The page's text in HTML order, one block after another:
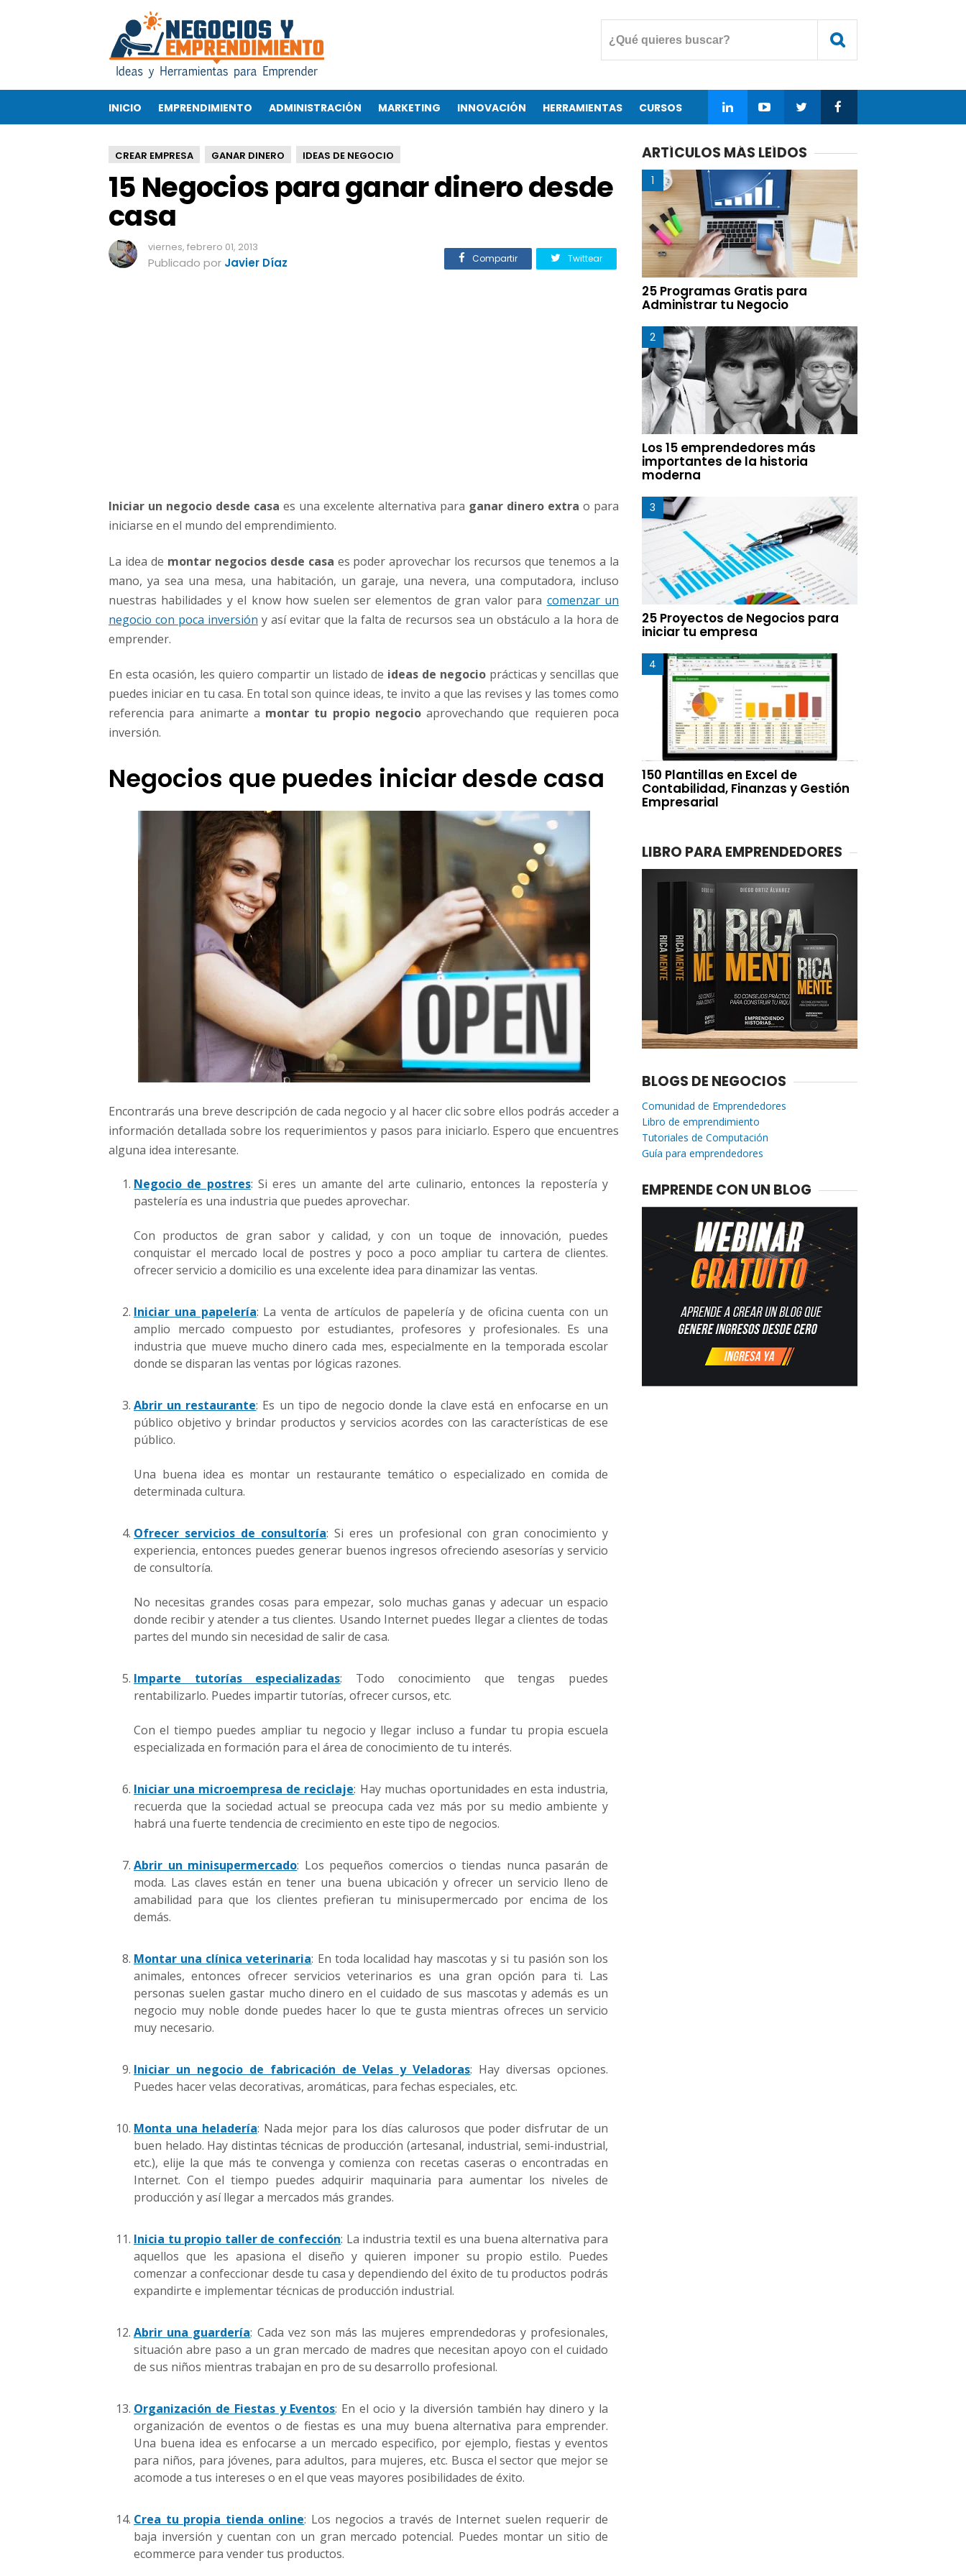
N
c
i
o
s
p
r
a
g
a
a
s
INICIO EMPRENDIMIENTO ADMINISTRACIÓN MARKETING INNOVACIÓN HERRAMIENTAS CURSOS
CREAR EMPRESA GANAR DINERO IDEAS DE NEGOCIO
15 Negocios para ganar dinero desde
casa
viernes, febrero 01, 2013
Publicado por Javier Díaz Compartir Twittear
Iniciar un negocio desde casa es una excelente alternativa para ganar dinero extra o para
iniciarse en el mundo del emprendimiento.
La idea de montar negocios desde casa es poder aprovechar los recursos que tenemos a la
mano, ya sea una mesa, una habitación, un garaje, una nevera, una computadora, incluso
nuestras habilidades y el know how suelen ser elementos de gran valor para comenzar un
negocio con poca inversión y así evitar que la falta de recursos sea un obstáculo a la hora de
emprender.
En esta ocasión, les quiero compartir un listado de ideas de negocioprácticas y sencillas que
puedes iniciar en tu casa. En total son quince ideas, te invito a que las revises y las tomes como
referencia para animarte a montar tu propio negocioaprovechando que requieren poca
inversión.
Negocios que puedes iniciar desde casa
Encontrarás una breve descripción de cada negocio y al hacer clic sobre ellos podrás acceder a
información detallada sobre los requerimientos y pasos para iniciarlo. Espero que encuentres
alguna idea interesante.
Negocio de postres: Si eres un amante del arte culinario, entonces la repostería y
pastelería es una industria que puedes aprovechar.
Con productos de gran sabor y calidad, y con un toque de innovación, puedes
conquistar el mercado local de postres y poco a poco ampliar tu cartera de clientes.
ofrecer servicio a domicilio es una excelente idea para dinamizar las ventas.
Iniciar una papelería: La venta de artículos de papelería y de oficina cuenta con un
amplio mercado compuesto por estudiantes, profesores y profesionales. Es una
industria que mueve mucho dinero cada mes, especialmente en la temporada escolar
donde se disparan las ventas por lógicas razones.
Abrir un restaurante: Es un tipo de negocio donde la clave está en enfocarse en un
público objetivo y brindar productos y servicios acordes con las características de ese
público.
Una buena idea es montar un restaurante temático o especializado en comida de
determinada cultura.
Ofrecer servicios de consultoría: Si eres un profesional con gran conocimiento y
experiencia, entonces puedes generar buenos ingresos ofreciendo asesorías y servicio
de consultoría.
No necesitas grandes cosas para empezar, solo muchas ganas y adecuar un espacio
donde recibir y atender a tus clientes. Usando Internet puedes llegar a clientes de todas
partes del mundo sin necesidad de salir de casa.
Imparte tutorías especializadas: Todo conocimiento que tengas puedes
rentabilizarlo. Puedes impartir tutorías, ofrecer cursos, etc.
Con el tiempo puedes ampliar tu negocio y llegar incluso a fundar tu propia escuela
especializada en formación para el área de conocimiento de tu interés.
Iniciar una microempresa de reciclaje: Hay muchas oportunidades en esta industria,
recuerda que la sociedad actual se preocupa cada vez más por su medio ambiente y
habrá una fuerte tendencia de crecimiento en este tipo de negocios.
Abrir un minisupermercado: Los pequeños comercios o tiendas nunca pasarán de
moda. Las claves están en tener una buena ubicación y ofrecer un servicio lleno de
amabilidad para que los clientes prefieran tu minisupermercado por encima de los
demás.
Montar una clínica veterinaria: En toda localidad hay mascotas y si tu pasión son los
animales, entonces ofrecer servicios veterinarios es una gran opción para ti. Las
personas suelen gastar mucho dinero en el cuidado de sus mascotas y además es un
negocio muy noble donde puedes hacer lo que te gusta mientras ofreces un servicio
muy necesario.
Iniciar un negocio de fabricación de Velas y Veladoras: Hay diversas opciones.
Puedes hacer velas decorativas, aromáticas, para fechas especiales, etc.
Monta una heladería: Nada mejor para los días calurosos que poder disfrutar de un
buen helado. Hay distintas técnicas de producción (artesanal, industrial, semi-industrial,
etc.), elije la que más te convenga y comienza con recetas caseras o encontradas en
Internet. Con el tiempo puedes adquirir maquinaria para aumentar los niveles de
producción y así llegar a mercados más grandes.
Inicia tu propio taller de confección: La industria textil es una buena alternativa para
aquellos que les apasiona el diseño y quieren imponer su propio estilo. Puedes
comenzar a confeccionar desde tu casa y dependiendo del éxito de tu productos podrás
expandirte e implementar técnicas de producción industrial.
Abrir una guardería: Cada vez son más las mujeres emprendedoras y profesionales,
situación abre paso a un gran mercado de madres que necesitan apoyo con el cuidado
de sus niños mientras trabajan en pro de su desarrollo profesional.
Organización de Fiestas y Eventos: En el ocio y la diversión también hay dinero y la
organización de eventos o de fiestas es una muy buena alternativa para emprender.
Una buena idea es enfocarse a un mercado especifico, por ejemplo, fiestas y eventos
para niños, para jóvenes, para adultos, para mujeres, etc. Busca el sector que mejor se
acomode a tus intereses o en el que veas mayores posibilidades de éxito.
Crea tu propia tienda online: Los negocios a través de Internet suelen requerir de
baja inversión y cuentan con un gran mercado potencial. Puedes montar un sitio de
ecommerce para vender tus productos.
ARTÍCULOS MÁS LEÍDOS
25 Programas Gratis para
Administrar tu Negocio
Los 15 emprendedores más
importantes de la historia
moderna
25 Proyectos de Negocios para
iniciar tu empresa
150 Plantillas en Excel de
Contabilidad, Finanzas y Gestión
Empresarial
LIBRO PARA EMPRENDEDORES
BLOGS DE NEGOCIOS
Comunidad de Emprendedores
Libro de emprendimiento
Tutoriales de Computación
Guía para emprendedores
EMPRENDE CON UN BLOG